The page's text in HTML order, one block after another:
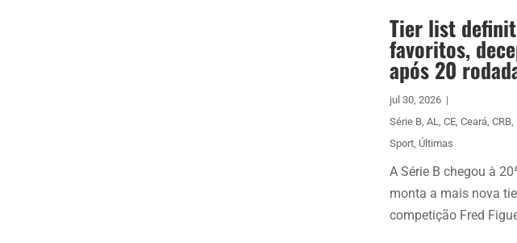
Tier list
favoritos,
após 20
jul 30, 2026 |
Série B, AL, CE, Ceará, CRB,
Sport, Últimas
A Série B chegou à
monta a mais nova
competição Fred